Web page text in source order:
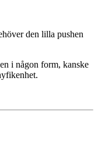
den lilla pushen
i någon form, kanske